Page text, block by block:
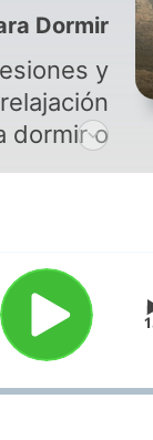
sesión para Dormir 💤
y
dormir o
los
y
es
para
ello"